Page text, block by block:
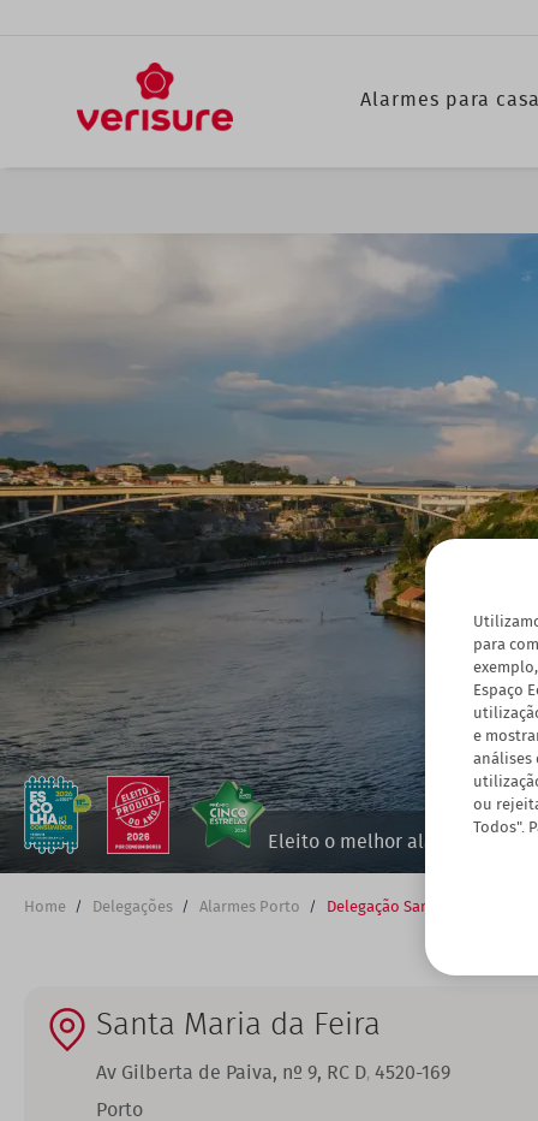
MainAlarmes para
Eleito o melhor alarme pelos
Breadcrumb
Home Delegações Alarmes Porto Delegação Santa Maria Da
Santa Maria da Feira
Av Gilberta de Paiva, nº 9, RC D, 4520-169
Porto
para
Espaço
e
análises
ou
Todos".